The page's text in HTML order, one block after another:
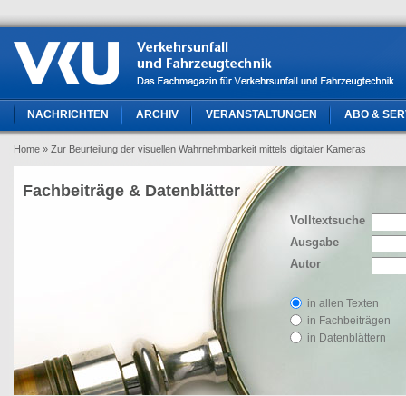
NACHRICHTEN ARCHIV VERANSTALTUNGEN ABO &
Home » Zur Beurteilung der visuellen Wahrnehmbarkeit mittels digitaler Kameras
Volltextsuche
Ausgabe
Autor
in allen Texten
in Fachbeiträgen
in Datenblättern
Fachbeiträge & Datenblätter